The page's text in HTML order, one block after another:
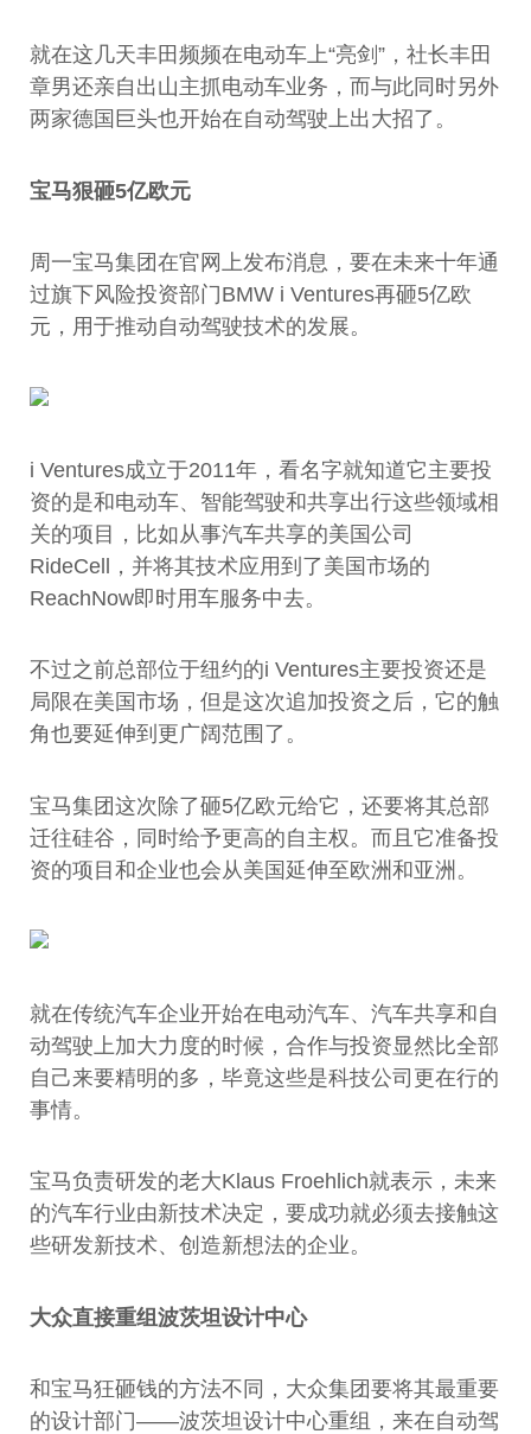
就在这几天丰田频频在电动车上“亮剑”，社长丰田
章男还亲自出山主抓电动车业务，而与此同时另外
两家德国巨头也开始在自动驾驶上出大招了。
宝马狠砸5亿欧元
周一宝马集团在官网上发布消息，要在未来十年通
过旗下风险投资部门BMW i Ventures再砸5亿欧
元，用于推动自动驾驶技术的发展。
i Ventures成立于2011年，看名字就知道它主要投
资的是和电动车、智能驾驶和共享出行这些领域相
关的项目，比如从事汽车共享的美国公司
RideCell，并将其技术应用到了美国市场的
ReachNow即时用车服务中去。
不过之前总部位于纽约的i Ventures主要投资还是
局限在美国市场，但是这次追加投资之后，它的触
角也要延伸到更广阔范围了。
宝马集团这次除了砸5亿欧元给它，还要将其总部
迁往硅谷，同时给予更高的自主权。而且它准备投
资的项目和企业也会从美国延伸至欧洲和亚洲。
就在传统汽车企业开始在电动汽车、汽车共享和自
动驾驶上加大力度的时候，合作与投资显然比全部
自己来要精明的多，毕竟这些是科技公司更在行的
事情。
宝马负责研发的老大Klaus Froehlich就表示，未来
的汽车行业由新技术决定，要成功就必须去接触这
些研发新技术、创造新想法的企业。
大众直接重组波茨坦设计中心
和宝马狂砸钱的方法不同，大众集团要将其最重要
的设计部门——波茨坦设计中心重组，来在自动驾